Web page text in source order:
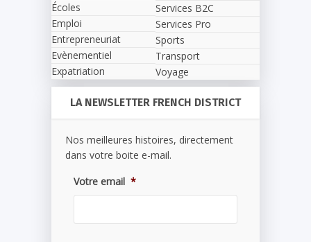
Écoles
Emploi
Entrepreneuriat
Evènementiel
Expatriation
Services B2C
Services Pro
Sports
Transport
Voyage
LA NEWSLETTER FRENCH DISTRICT
Nos meilleures histoires, directement
dans votre boite e-mail.
Votre email *